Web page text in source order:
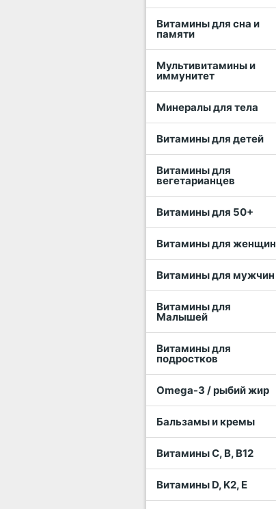
Витамины для сна и
памяти
Мультивитамины и
иммунитет
Минералы для тела
Витамины для детей
Витамины для
вегетарианцев
Витамины для 50+
Витамины для женщин
Витамины для мужчин
Витамины для
Малышей
Витамины для
подростков
Omega-3 / рыбий жир
Бальзамы и кремы
Витамины C, B, B12
Витамины D, K2, E